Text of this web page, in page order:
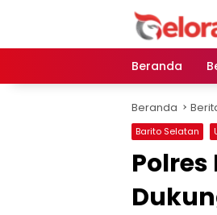
Beranda
Beranda
Barito Selatan